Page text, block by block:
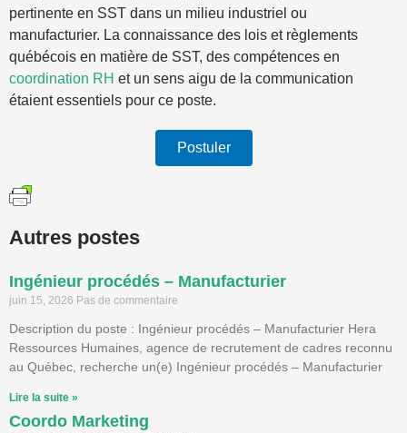
pertinente en SST dans un milieu industriel ou
manufacturier. La connaissance des lois et règlements
québécois en matière de SST, des compétences en
coordination RH et un sens aigu de la communication
étaient essentiels pour ce poste.
Postuler
Autres postes
Ingénieur procédés – Manufacturier
juin 15, 2026 Pas de commentaire
Description du poste : Ingénieur procédés – Manufacturier Hera
Ressources Humaines, agence de recrutement de cadres reconnu
au Québec, recherche un(e) Ingénieur procédés – Manufacturier
Lire la suite »
Coordo Marketing